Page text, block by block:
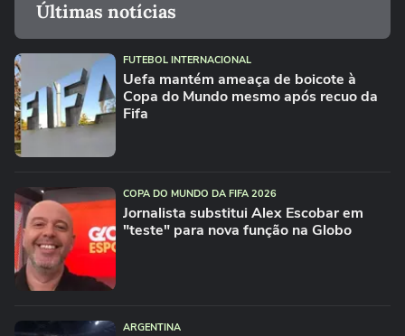
Últimas notícias
FUTEBOL INTERNACIONAL
Uefa mantém ameaça de boicote à
Copa do Mundo mesmo após recuo da
Fifa
COPA DO MUNDO DA FIFA 2026
Jornalista substitui Alex Escobar em
"teste" para nova função na Globo
ARGENTINA